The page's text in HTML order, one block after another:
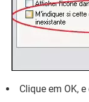
Clique em OK,